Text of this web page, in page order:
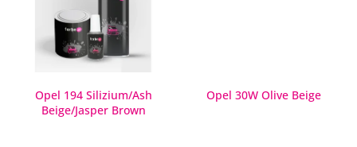
Opel 194 Silizium/Ash
Beige/Jasper Brown
Opel 30W Olive Beige